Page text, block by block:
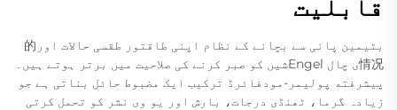
قابلیت
بٹیمین پانی سے بچانے کے نظام اپنی طاقتور طقسی حالات اور的
情况ی چال Engelشیں کو صبر کرنے کی صلاحیت میں برتر ہوتے ہیں۔
پیشرفته پولیمر-مودفائرڈ ترکیب ایک مضبوط حائل بناتی ہے جو
زیادہ گرما، ٹھنڈی درجات، بارش اور یو وی نشر کو تحمل کرتی